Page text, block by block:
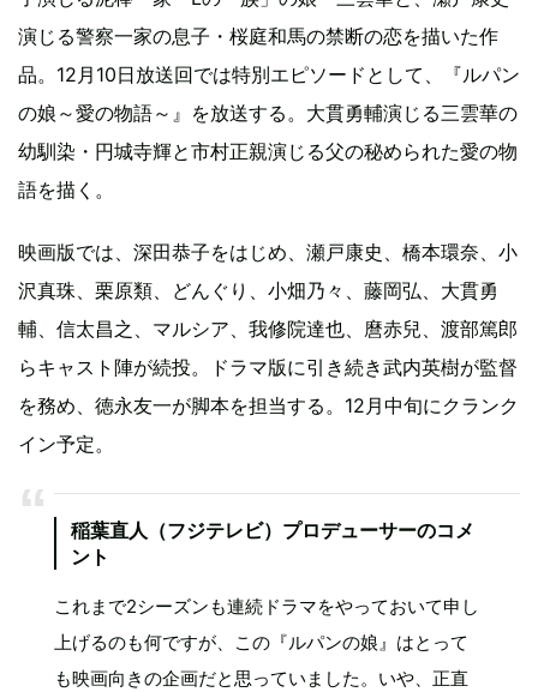
演じる警察一家の息子・桜庭和馬の禁断の恋を描いた作
品。12月10日放送回では特別エピソードとして、『ルパン
の娘～愛の物語～』を放送する。大貫勇輔演じる三雲華の
幼馴染・円城寺輝と市村正親演じる父の秘められた愛の物
語を描く。
映画版では、深田恭子をはじめ、瀬戸康史、橋本環奈、小
沢真珠、栗原類、どんぐり、⼩畑乃々、藤岡弘、大貫勇
輔、信太昌之、マルシア、我修院達也、麿⾚兒、渡部篤郎
らキャスト陣が続投。ドラマ版に引き続き武内英樹が監督
を務め、徳永友⼀が脚本を担当する。12⽉中旬にクランク
イン予定。
稲葉直人（フジテレビ）プロデューサーのコメ
ント
これまで2シーズンも連続ドラマをやっておいて申し
上げるのも何ですが、この『ルパンの娘』はとって
も映画向きの企画だと思っていました。いや、正直